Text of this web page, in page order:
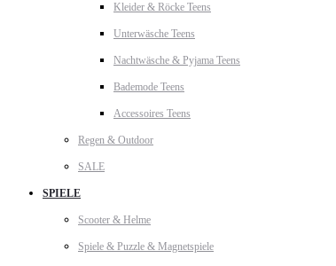
Kleider & Röcke Teens
Unterwäsche Teens
Nachtwäsche & Pyjama Teens
Bademode Teens
Accessoires Teens
Regen & Outdoor
SALE
SPIELE
Scooter & Helme
Spiele & Puzzle & Magnetspiele